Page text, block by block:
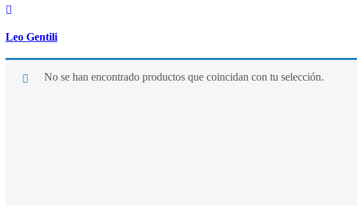
Leo Gentili
No se han encontrado productos que coincidan con tu selección.